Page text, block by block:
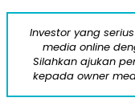
Investor yang
media online
Silahkan ajukan
kepada owner